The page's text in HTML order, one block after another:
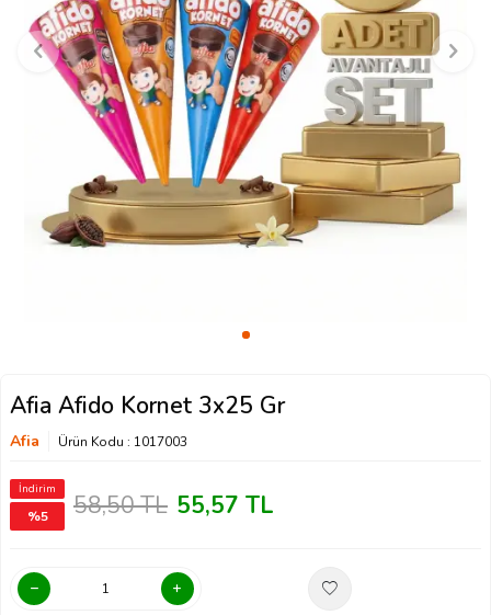
Afia Afido Kornet 3x25 Gr
Afia Ürün Kodu : 1017003
İndirim
%5 58,50TL 55,57 TL